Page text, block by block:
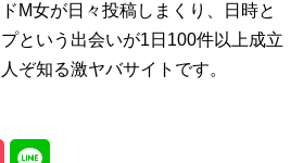
M女が日々投稿しまくり、日時と
という出会いが1日100件以上成立
ぞ知る激ヤバサイトです。